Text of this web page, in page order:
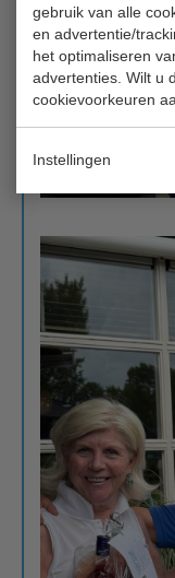
gebruik van alle
en advertentie/
het optimaliseren
advertenties. Wilt u
cookievoorkeuren
Instellingen